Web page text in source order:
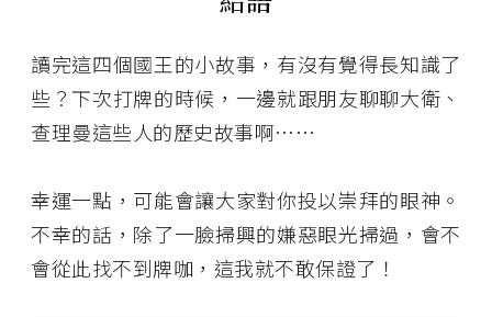
讀完這四個國王的小故事，有沒有覺得長知識了
些？下次打牌的時候，一邊就跟朋友聊聊大衛、
查理曼這些人的歷史故事啊……
幸運一點，可能會讓大家對你投以崇拜的眼神。
不幸的話，除了一臉掃興的嫌惡眼光掃過，會不
會從此找不到牌咖，這我就不敢保證了！